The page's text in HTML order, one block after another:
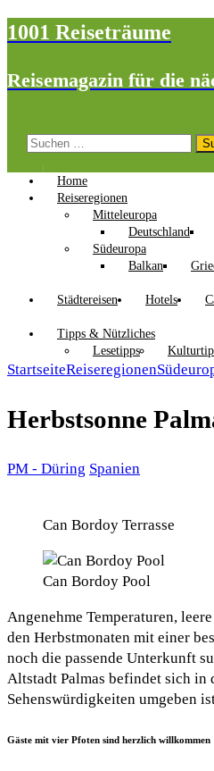
1001 Reiseträume
Reisemagazin für die
Suchen
Home
Reiseregionen
Mitteleuropa
Deutschland
Südeuropa
Balkan
Städtereisen
Hotels
Tipps & Nützliches
Lesetipps
StartseiteReiseregionen
Herbstsonne
PM - Düring Spanien
Can Bordoy Terrasse
Can Bordoy Pool
Angenehme Temperaturen,
den Herbstmonaten mit einer
noch die passende Unterkunft
Altstadt Palmas befindet sich
Sehenswürdigkeiten umgeben
Gäste mit vier Pfoten sind herzlich willkommen